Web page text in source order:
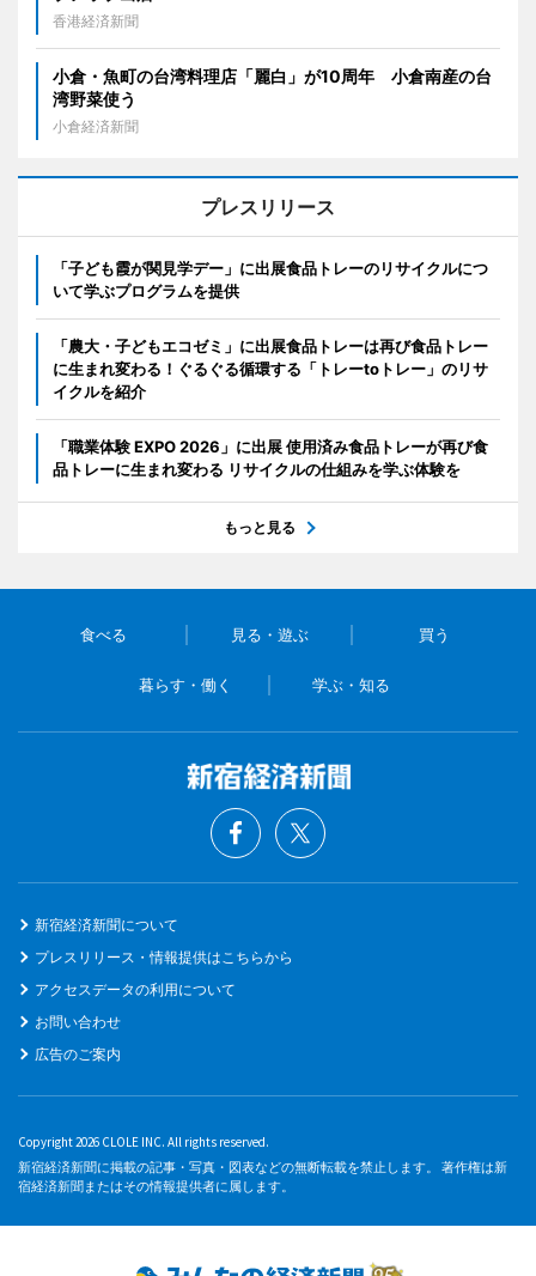
香港経済新聞
小倉・魚町の台湾料理店「麗白」が10周年 小倉南産の台
湾野菜使う
小倉経済新聞
プレスリリース
「子ども霞が関見学デー」に出展食品トレーのリサイクルにつ
いて学ぶプログラムを提供
「農大・子どもエコゼミ」に出展食品トレーは再び食品トレー
に生まれ変わる！ぐるぐる循環する「トレーtoトレー」のリサ
イクルを紹介
「職業体験 EXPO 2026」に出展 使用済み食品トレーが再び食
品トレーに生まれ変わる リサイクルの仕組みを学ぶ体験を
もっと見る
食べる 見る・遊ぶ 買う
暮らす・働く 学ぶ・知る
新宿経済新聞について
プレスリリース・情報提供はこちらから
アクセスデータの利用について
お問い合わせ
広告のご案内
Copyright 2026 CLOLE INC. All rights reserved.
新宿経済新聞に掲載の記事・写真・図表などの無断転載を禁止します。 著作権は新
宿経済新聞またはその情報提供者に属します。